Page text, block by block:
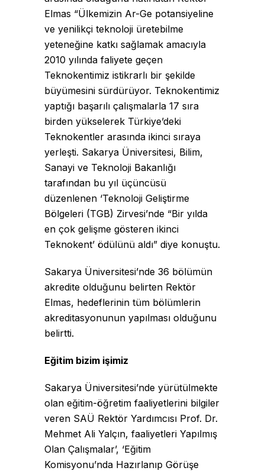
Elmas “Ülkemizin Ar-Ge potansiyeline
ve yenilikçi teknoloji üretebilme
yeteneğine katkı sağlamak amacıyla
2010 yılında faliyete geçen
Teknokentimiz istikrarlı bir şekilde
büyümesini sürdürüyor. Teknokentimiz
yaptığı başarılı çalışmalarla 17 sıra
birden yükselerek Türkiye’deki
Teknokentler arasında ikinci sıraya
yerleşti. Sakarya Üniversitesi, Bilim,
Sanayi ve Teknoloji Bakanlığı
tarafından bu yıl üçüncüsü
düzenlenen ‘Teknoloji Geliştirme
Bölgeleri (TGB) Zirvesi’nde “Bir yılda
en çok gelişme gösteren ikinci
Teknokent’ ödülünü aldı” diye konuştu.
Sakarya Üniversitesi’nde 36 bölümün
akredite olduğunu belirten Rektör
Elmas, hedeflerinin tüm bölümlerin
akreditasyonunun yapılması olduğunu
belirtti.
Eğitim bizim işimiz
Sakarya Üniversitesi’nde yürütülmekte
olan eğitim-öğretim faaliyetlerini bilgiler
veren SAÜ Rektör Yardımcısı Prof. Dr.
Mehmet Ali Yalçın, faaliyetleri Yapılmış
Olan Çalışmalar’, ‘Eğitim
Komisyonu’nda Hazırlanıp Görüşe